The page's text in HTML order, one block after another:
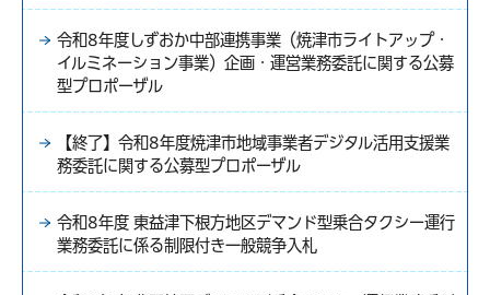
令和8年度しずおか中部連携事業（焼津市ライトアップ・
イルミネーション事業）企画・運営業務委託に関する公募
型プロポーザル
【終了】令和8年度焼津市地域事業者デジタル活用支援業
務委託に関する公募型プロポーザル
令和8年度 東益津下根方地区デマンド型乗合タクシー運行
業務委託に係る制限付き一般競争入札